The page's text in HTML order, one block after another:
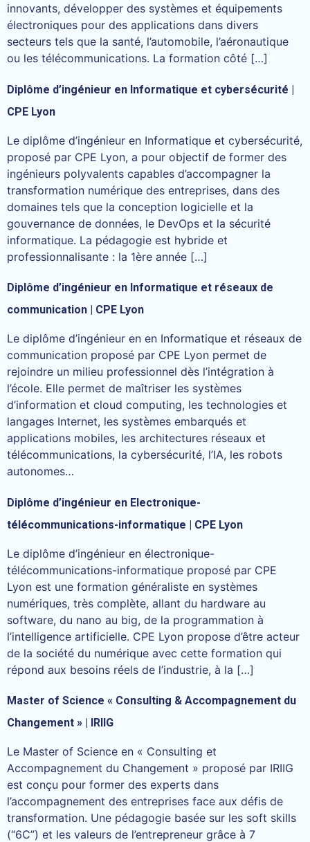
innovants, développer des systèmes et équipements
électroniques pour des applications dans divers
secteurs tels que la santé, l’automobile, l’aéronautique
ou les télécommunications. La formation côté […]
Diplôme d’ingénieur en Informatique et cybersécurité |
CPE Lyon
Le diplôme d’ingénieur en Informatique et cybersécurité,
proposé par CPE Lyon, a pour objectif de former des
ingénieurs polyvalents capables d’accompagner la
transformation numérique des entreprises, dans des
domaines tels que la conception logicielle et la
gouvernance de données, le DevOps et la sécurité
informatique. La pédagogie est hybride et
professionnalisante : la 1ère année […]
Diplôme d’ingénieur en Informatique et réseaux de
communication | CPE Lyon
Le diplôme d’ingénieur en en Informatique et réseaux de
communication proposé par CPE Lyon permet de
rejoindre un milieu professionnel dès l’intégration à
l’école. Elle permet de maîtriser les systèmes
d’information et cloud computing, les technologies et
langages Internet, les systèmes embarqués et
applications mobiles, les architectures réseaux et
télécommunications, la cybersécurité, l’IA, les robots
autonomes…
Diplôme d’ingénieur en Electronique-
télécommunications-informatique | CPE Lyon
Le diplôme d’ingénieur en électronique-
télécommunications-informatique proposé par CPE
Lyon est une formation généraliste en systèmes
numériques, très complète, allant du hardware au
software, du nano au big, de la programmation à
l’intelligence artificielle. CPE Lyon propose d’être acteur
de la société du numérique avec cette formation qui
répond aux besoins réels de l’industrie, à la […]
Master of Science « Consulting & Accompagnement du
Changement » | IRIIG
Le Master of Science en « Consulting et
Accompagnement du Changement » proposé par IRIIG
est conçu pour former des experts dans
l’accompagnement des entreprises face aux défis de
transformation. Une pédagogie basée sur les soft skills
(“6C”) et les valeurs de l’entrepreneur grâce à 7